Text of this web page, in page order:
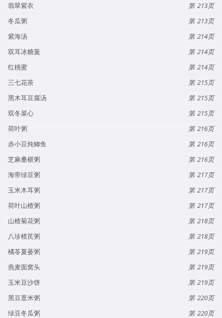
翡翠紫衣
213
冬瓜粥
213
紫海汤
214
双耳冰糖羹
214
红桃蜜
214
三七花茶
215
黑木耳豆腐汤
215
双冬菜心
215
荷叶粥
216
赤小豆炖鲫鱼
216
芝麻桑椹粥
216
海带绿豆粥
217
玉米木耳粥
217
荷叶山楂粥
217
山楂菊花粥
218
八珍楂芪粥
218
橘苓夏蒌粥
219
燕麦面窝头
219
玉米豆沙饼
219
黑豆薏米粥
220
绿豆冬瓜粥
220